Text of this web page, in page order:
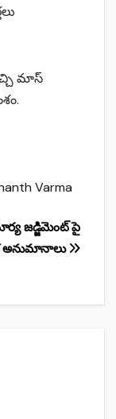
మాస్
Varma
జడ్జిమెంట్‌ పై
అనుమానాలు